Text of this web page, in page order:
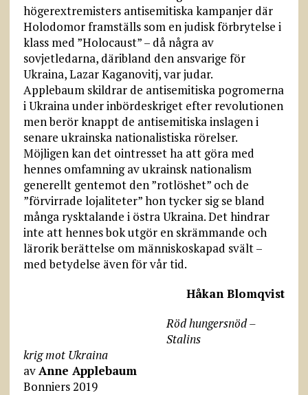
högerextremisters antisemitiska kampanjer där
Holodomor framställs som en judisk förbrytelse i
klass med ”Holocaust” – då några av
sovjetledarna, däribland den ansvarige för
Ukraina, Lazar Kaganovitj, var judar.
Applebaum skildrar de antisemitiska pogromerna
i Ukraina under inbördeskriget efter revolutionen
men berör knappt de antisemitiska inslagen i
senare ukrainska nationalistiska rörelser.
Möjligen kan det ointresset ha att göra med
hennes omfamning av ukrainsk nationalism
generellt gentemot den ”rotlöshet” och de
”förvirrade lojaliteter” hon tycker sig se bland
många rysktalande i östra Ukraina. Det hindrar
inte att hennes bok utgör en skrämmande och
lärorik berättelse om människoskapad svält –
med betydelse även för vår tid.
Håkan Blomqvist
Röd hungersnöd –
Stalins
krig mot Ukraina
avAnne Applebaum
Bonniers 2019